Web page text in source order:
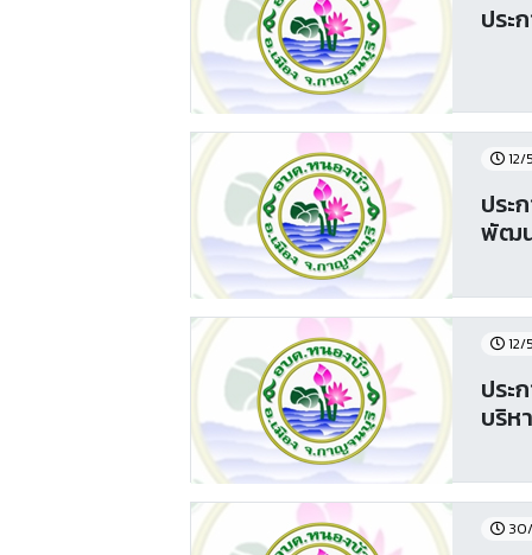
ประ
12/
ประ
พัฒน
12/
ประ
บริห
30/